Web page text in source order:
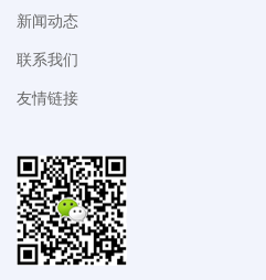
新闻动态
联系我们
友情链接